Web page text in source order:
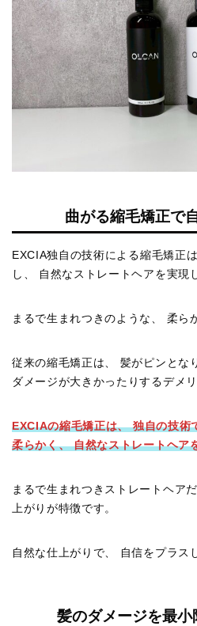
曲がる縮毛矯正で
EXCIA独自の技術による縮毛矯正
し、 自然なストレートヘアを実現
まるで生まれつきのような、 柔ら
従来の縮毛矯正は、 髪がピンとな
ダメージが大きかったりするデメ
EXCIAの縮毛矯正は、 独自の技術
柔らかく、 自然なストレートヘア
まるで生まれつきストレートヘア
上がりが特徴です。
自然な仕上がりで、 自信をプラス
髪のダメージを最